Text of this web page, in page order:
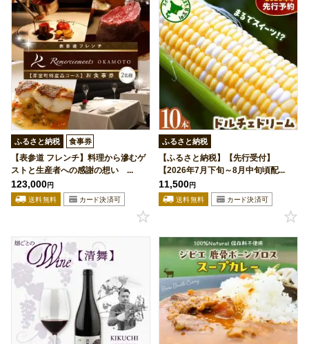
ふるさと納税 食事券
【表参道 フレンチ】料理から滲むゲ
ストと生産者への感謝の想い ...
123,000円
ふるさと納税
【ふるさと納税】【先行受付】
【2026年7月下旬～8月中旬頃配...
11,500円